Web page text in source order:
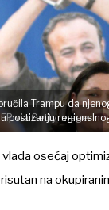
via Getty Images
Trampu da
postizanju
osećaj
na